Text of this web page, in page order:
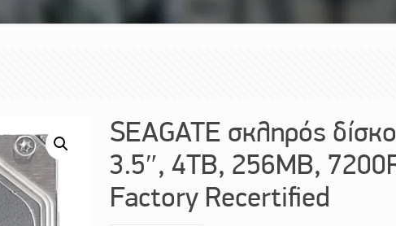
SEAGATE σκληρός
3.5″, 4TB, 256MB,
Factory Recertified